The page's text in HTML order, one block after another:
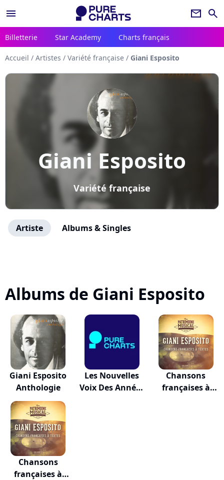
menu newsletter search
Billetterie Star Academy Charts français
Accueil / Artistes / Variété française / Giani Esposito
Giani Esposito
Variété française
Artiste Albums & Singles
Albums de Giani Esposito
Giani Esposito
Anthologie
Les Nouvelles
Voix Des Années
Chansons
françaises à
Chansons
françaises à